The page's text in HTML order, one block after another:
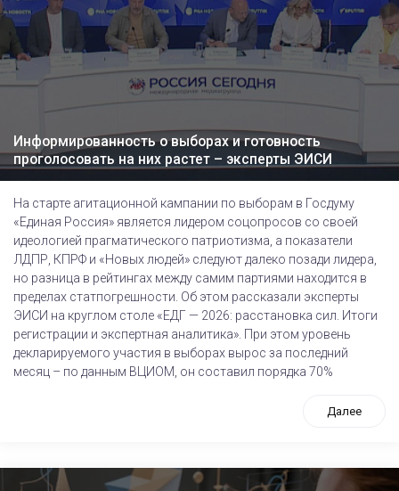
Информированность о выборах и готовность
проголосовать на них растет – эксперты ЭИСИ
На старте агитационной кампании по выборам в Госдуму
«Единая Россия» является лидером соцопросов со своей
идеологией прагматического патриотизма, а показатели
ЛДПР, КПРФ и «Новых людей» следуют далеко позади лидера,
но разница в рейтингах между самим партиями находится в
пределах статпогрешности. Об этом рассказали эксперты
ЭИСИ на круглом столе «ЕДГ — 2026: расстановка сил. Итоги
регистрации и экспертная аналитика». При этом уровень
декларируемого участия в выборах вырос за последний
месяц – по данным ВЦИОМ, он составил порядка 70%
Далее